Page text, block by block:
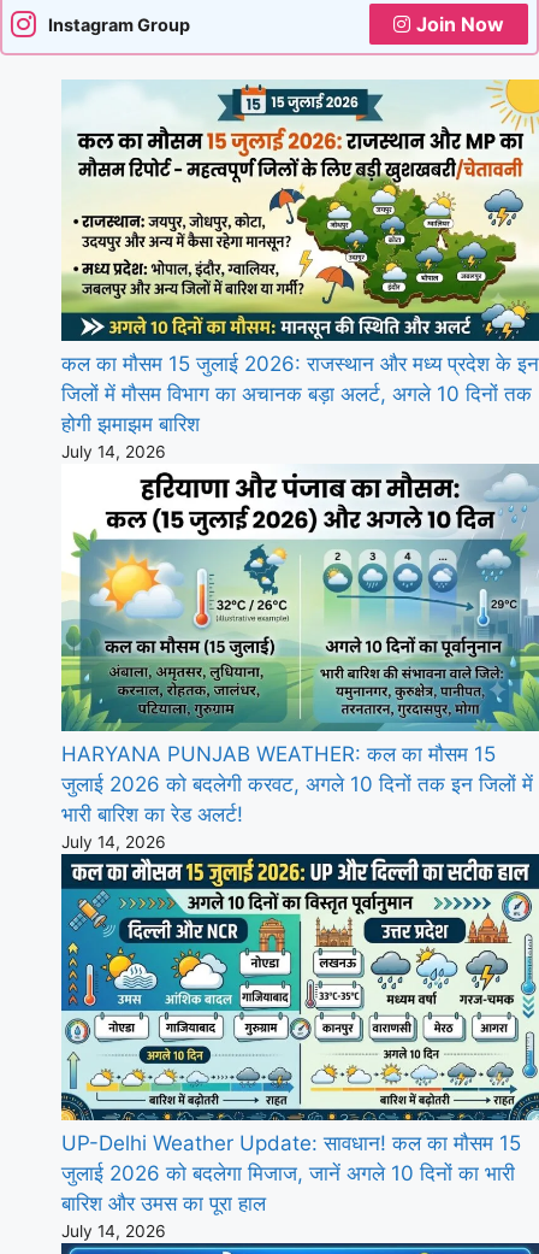
Instagram Group Join Now
कल का मौसम 15 जुलाई 2026: राजस्थान और मध्य प्रदेश के इन
जिलों में मौसम विभाग का अचानक बड़ा अलर्ट, अगले 10 दिनों तक
होगी झमाझम बारिश
July 14, 2026
HARYANA PUNJAB WEATHER: कल का मौसम 15
जुलाई 2026 को बदलेगी करवट, अगले 10 दिनों तक इन जिलों में
भारी बारिश का रेड अलर्ट!
July 14, 2026
UP-Delhi Weather Update: सावधान! कल का मौसम 15
जुलाई 2026 को बदलेगा मिजाज, जानें अगले 10 दिनों का भारी
बारिश और उमस का पूरा हाल
July 14, 2026